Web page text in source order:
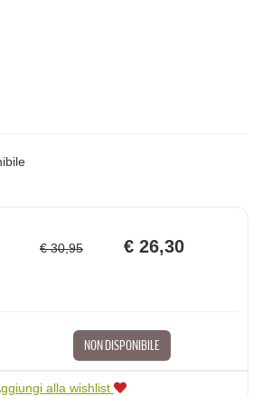
€ 30,95
scontato
€ 26,30
NON DISPONIBILE
alla wishlist